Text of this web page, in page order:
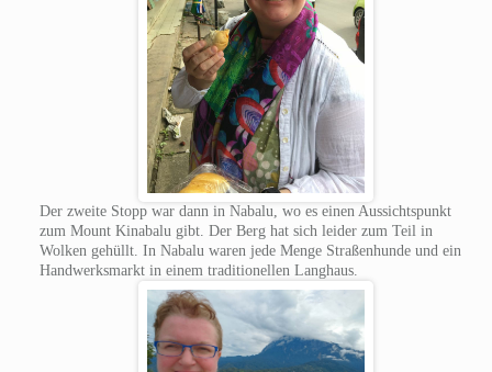
Der zweite Stopp war dann in Nabalu, wo es einen Aussichtspunkt
zum Mount Kinabalu gibt. Der Berg hat sich leider zum Teil in
Wolken gehüllt. In Nabalu waren jede Menge Straßenhunde und ein
Handwerksmarkt in einem traditionellen Langhaus.